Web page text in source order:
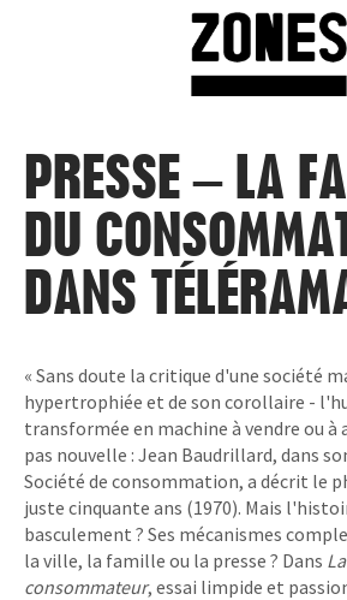
Aller
contenu
Home
PRESSE – LA
DU
DANS
« Sans doute la critique d'une société
hypertrophiée et de son corollaire -
transformée en machine à vendre ou
pas nouvelle : Jean Baudrillard, dans
Société de consommation, a décrit le
juste cinquante ans (1970). Mais
basculement ? Ses mécanismes
la ville, la famille ou la presse ? Dans
consommateur, essai limpide et